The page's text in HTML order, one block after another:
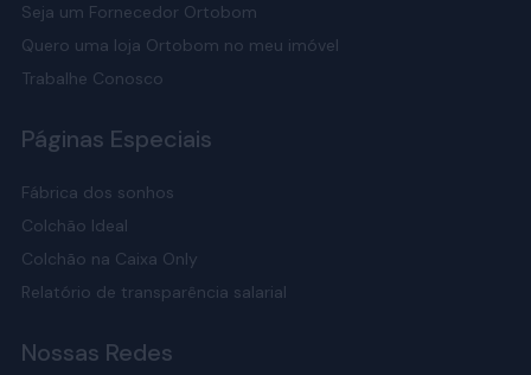
Seja um Fornecedor Ortobom
Quero uma loja Ortobom no meu imóvel
Trabalhe Conosco
Páginas Especiais
Fábrica dos sonhos
Colchão Ideal
Colchão na Caixa Only
Relatório de transparência salarial
Nossas Redes